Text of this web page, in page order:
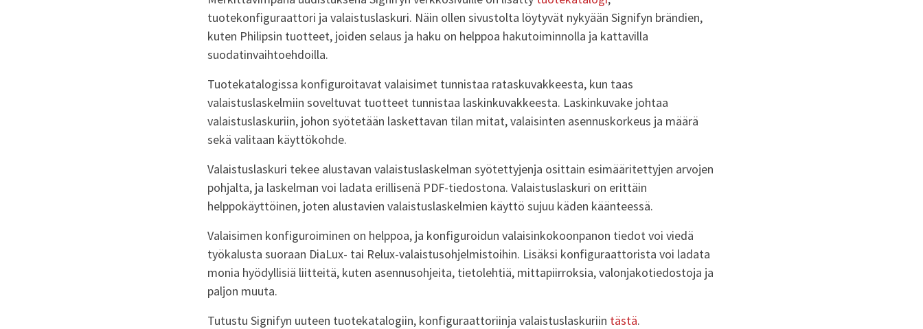
tuotekonfiguraattori ja valaistuslaskuri. Näin ollen sivustolta löytyvät nykyään Signifyn brändien,
kuten Philipsin tuotteet, joiden selaus ja haku on helppoa hakutoiminnolla ja kattavilla
suodatinvaihtoehdoilla.
Tuotekatalogissa konfiguroitavat valaisimet tunnistaa rataskuvakkeesta, kun taas
valaistuslaskelmiin soveltuvat tuotteet tunnistaa laskinkuvakkeesta. Laskinkuvake johtaa
valaistuslaskuriin, johon syötetään laskettavan tilan mitat, valaisinten asennuskorkeus ja määrä
sekä valitaan käyttökohde.
Valaistuslaskuri tekee alustavan valaistuslaskelman syötettyjenja osittain esimääritettyjen arvojen
pohjalta, ja laskelman voi ladata erillisenä PDF-tiedostona. Valaistuslaskuri on erittäin
helppokäyttöinen, joten alustavien valaistuslaskelmien käyttö sujuu käden käänteessä.
Valaisimen konfiguroiminen on helppoa, ja konfiguroidun valaisinkokoonpanon tiedot voi viedä
työkalusta suoraan DiaLux- tai Relux-valaistusohjelmistoihin. Lisäksi konfiguraattorista voi ladata
monia hyödyllisiä liitteitä, kuten asennusohjeita, tietolehtiä, mittapiirroksia, valonjakotiedostoja ja
paljon muuta.
Tutustu Signifyn uuteen tuotekatalogiin, konfiguraattoriinja valaistuslaskuriin tästä.